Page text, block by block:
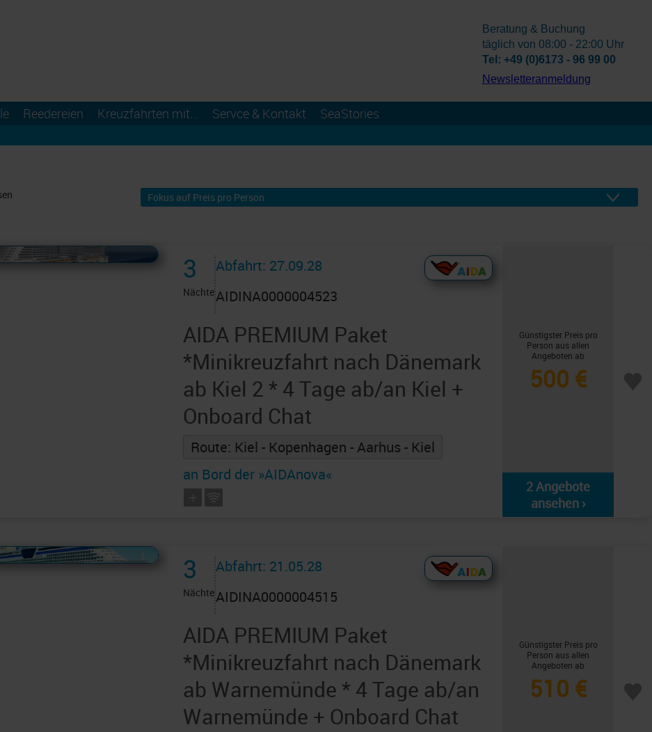
Reedereien Kreuzfahrten mit... Servce & Kontakt SeaStories
Beratung & Buchung
täglich von 08:00 - 22:00 Uhr
Tel: +49 (0)6173 - 96 99 00
­Newsletteranmeldung
von AIDAcruises ist ©
3
Nächte
Abfahrt: 27.09.28
AIDINA0000004523
AIDA PREMIUM Paket
*Minikreuzfahrt nach Dänemark
ab Kiel 2 * 4 Tage ab/an Kiel +
Onboard Chat
Route: Kiel - Kopenhagen - Aarhus - Kiel
an Bord der »AIDAnova«
Günstigster Preis pro
Person aus allen
Angeboten ab
500 €
2 Angebote
ansehen ›
von AIDAcruises ist ©AIDAcruises
3
Nächte
Abfahrt: 21.05.28
AIDINA0000004515
AIDA PREMIUM Paket
*Minikreuzfahrt nach Dänemark
ab Warnemünde * 4 Tage ab/an
Warnemünde + Onboard Chat
Günstigster Preis pro
Person aus allen
Angeboten ab
510 €